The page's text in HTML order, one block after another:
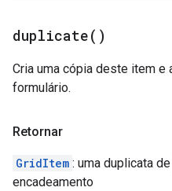
duplicate( )
Cria uma cópia deste item e
formulário.
Retornar
GridItem : uma duplicata de
encadeamento